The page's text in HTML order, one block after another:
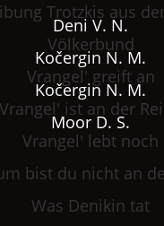
Trotzkis aus
Deni V. N.
Völkerbund
Kočergin N. M.
Vrangel' greift an
Kočergin N. M.
Vrangel' ist an der
Moor D. S.
Vrangel' lebt noch
bist du nicht an
Was Denikin tat